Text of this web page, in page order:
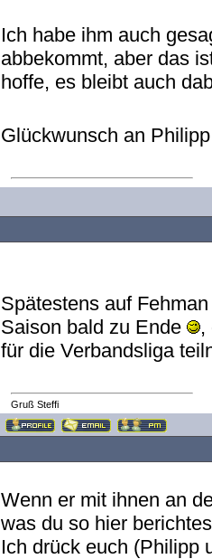
Ich habe ihm auch
abbekommt, aber das
hoffe, es bleibt auch
Glückwunsch an
Spätestens auf
Saison bald zu Ende
,
für die Verbandsliga
Gruß Steffi
Wenn er mit ihnen an
was du so hier
Ich drück euch (Philipp